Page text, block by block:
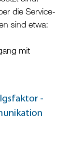
die Service-
sind etwa:
mit
-